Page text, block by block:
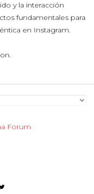
y la interacción
fundamentales para
en Instagram.
Forum